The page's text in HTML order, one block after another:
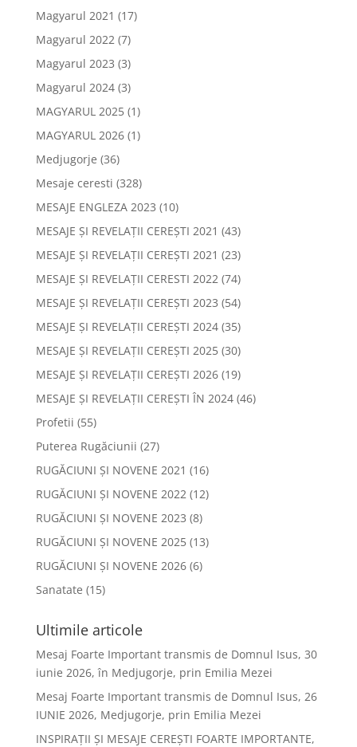
Magyarul 2021 (17)
Magyarul 2022(7)
Magyarul 2023 (3)
Magyarul 2024(3)
MAGYARUL 2025(1)
MAGYARUL 2026(1)
Medjugorje (36)
Mesaje ceresti (328)
MESAJE ENGLEZA 2023 (10)
MESAJE ȘI REVELAȚII CEREȘTI 2021 (43)
MESAJE ȘI REVELAȚII CEREȘTI 2021 (23)
MESAJE ȘI REVELAȚII CERESTI 2022(74)
MESAJE ȘI REVELAȚII CEREȘTI 2023 (54)
MESAJE ȘI REVELAȚII CEREȘTI 2024(35)
MESAJE ȘI REVELAȚII CEREȘTI 2025(30)
MESAJE ȘI REVELAȚII CEREȘTI 2026(19)
MESAJE ȘI REVELAȚII CEREȘTI ÎN 2024(46)
Profetii (55)
Puterea Rugăciunii (27)
RUGĂCIUNI ȘI NOVENE 2021 (16)
RUGĂCIUNI ȘI NOVENE 2022(12)
RUGĂCIUNI ȘI NOVENE 2023 (8)
RUGĂCIUNI ȘI NOVENE 2025(13)
RUGĂCIUNI ȘI NOVENE 2026(6)
Sanatate (15)
Ultimile articole
Mesaj Foarte Important transmis de Domnul Isus, 30
iunie 2026, în Medjugorje, prin Emilia Mezei
Mesaj Foarte Important transmis de Domnul Isus, 26
IUNIE 2026, Medjugorje, prin Emilia Mezei
INSPIRAȚII ȘI MESAJE CEREȘTI FOARTE IMPORTANTE,